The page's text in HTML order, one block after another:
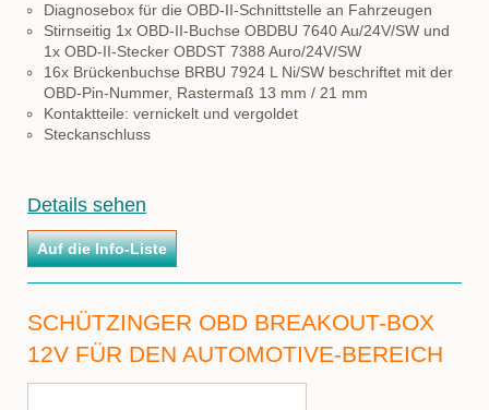
Diagnosebox für die OBD-II-Schnittstelle an Fahrzeugen
Stirnseitig 1x OBD-II-Buchse OBDBU 7640 Au/24V/SW und
1x OBD-II-Stecker OBDST 7388 Auro/24V/SW
16x Brückenbuchse BRBU 7924 L Ni/SW beschriftet mit der
OBD-Pin-Nummer, Rastermaß 13 mm / 21 mm
Kontaktteile: vernickelt und vergoldet
Steckanschluss
Details sehen
SCHÜTZINGER OBD BREAKOUT-BOX
12V FÜR DEN AUTOMOTIVE-BEREICH